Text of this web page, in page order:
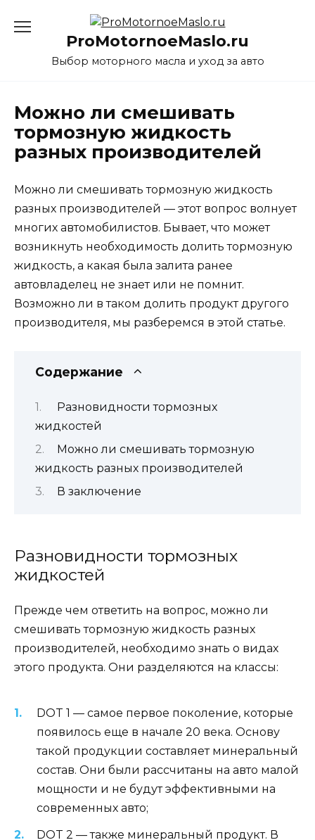
содержаниюProMotornoeMaslo.ru
Выбор моторного масла и уход за авто
Можно ли смешивать
тормозную жидкость
разных производителей
Можно ли смешивать тормозную жидкость
разных производителей — этот вопрос волнует
многих автомобилистов. Бывает, что может
возникнуть необходимость долить тормозную
жидкость, а какая была залита ранее
автовладелец не знает или не помнит.
Возможно ли в таком долить продукт другого
производителя, мы разберемся в этой статье.
Содержание
Разновидности тормозных
жидкостей
Можно ли смешивать тормозную
жидкость разных производителей
В заключение
Разновидности тормозных
жидкостей
Прежде чем ответить на вопрос, можно ли
смешивать тормозную жидкость разных
производителей, необходимо знать о видах
этого продукта. Они разделяются на классы:
DOT 1 — самое первое поколение, которые
появилось еще в начале 20 века. Основу
такой продукции составляет минеральный
состав. Они были рассчитаны на авто малой
мощности и не будут эффективными на
современных авто;
DOT 2 — также минеральный продукт. В